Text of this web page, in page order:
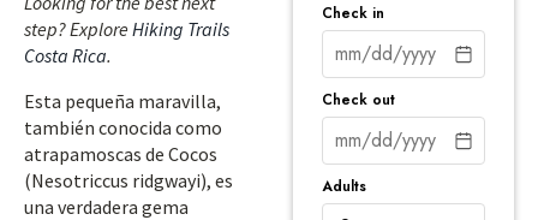
step? Explore Hiking Trails
Costa Rica.
Esta pequeña maravilla,
también conocida como
atrapamoscas de Cocos
(Nesotriccus ridgwayi), es
una verdadera gema
Check in
Check out
Adults